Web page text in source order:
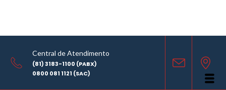
Central de Atendimento
(81) 3183-1100 (PABX)
0800 081 1121 (SAC)
COMPARTILHE
LABORATÓRIO